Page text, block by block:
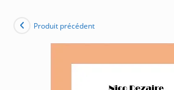
Produit précédent